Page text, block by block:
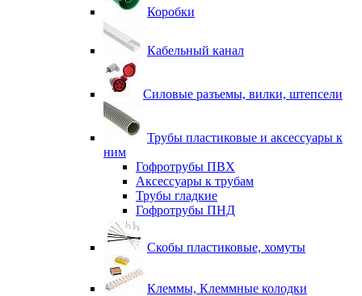
Коробки
Кабельный канал
Силовые разъемы, вилки, штепсели
Трубы пластиковые и аксессуары к
ним
Гофротрубы ПВХ
Аксессуары к трубам
Трубы гладкие
Гофротрубы ПНД
Скобы пластиковые, хомуты
Клеммы, Клеммные колодки